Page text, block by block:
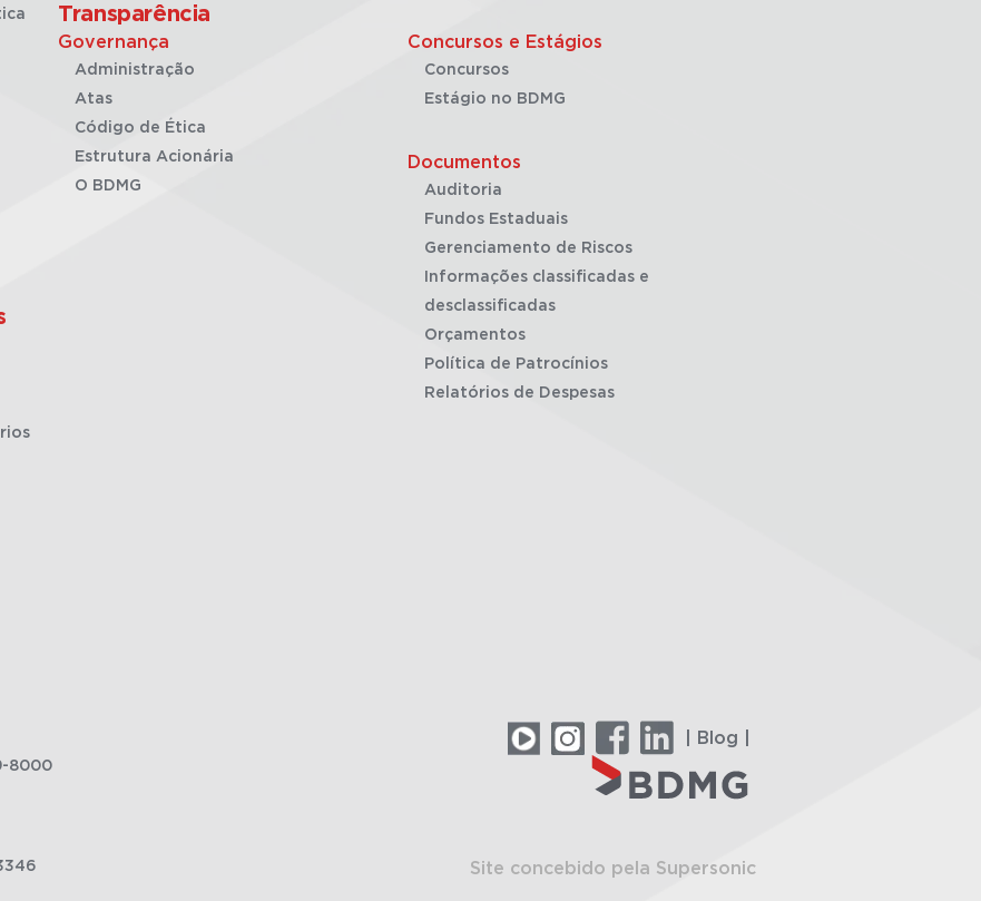
Transparência
Governança
Administração
Atas
Código de Ética
Estrutura Acionária
O BDMG
Concursos e Estágios
Concursos
Estágio no BDMG
Documentos
Auditoria
Fundos Estaduais
Gerenciamento de Riscos
Informações classificadas e
desclassificadas
Orçamentos
Política de Patrocínios
Relatórios de Despesas
8000
| Blog |
Site concebido pela Supersonic